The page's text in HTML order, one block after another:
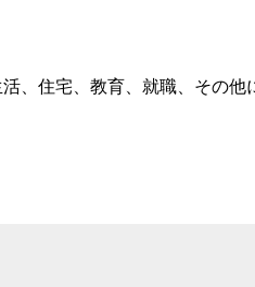
、住宅、教育、就職、その